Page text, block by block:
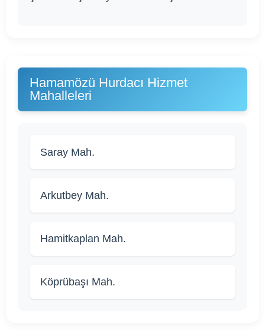
Hamamözü Hurdacı Hizmet
Mahalleleri
Saray Mah.
Arkutbey Mah.
Hamitkaplan Mah.
Köprübaşı Mah.